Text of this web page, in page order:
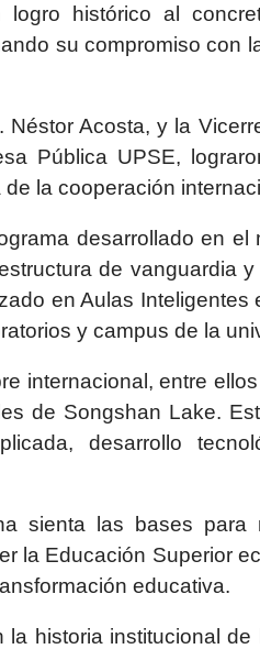
histórico al
su compromiso con
Acosta, y la
Pública UPSE,
la cooperación
desarrollado en el
de vanguardia
en Aulas Inteligentes
y campus de la
internacional, entre
de Songshan Lake.
desarrollo
sienta las bases para
la Educación Superior
educativa.
historia institucional